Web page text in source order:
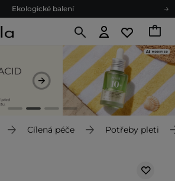
Ekologické balení
Doporučovací Program
Darkové karty
Ekologické balení
Cílená péče Potřeby pleti